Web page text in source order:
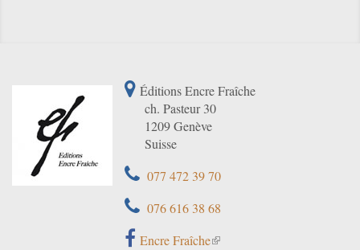
Éditions Encre Fraîche
ch. Pasteur 30
1209 Genève
Suisse
077 472 39 70
076 616 38 68
Encre Fraîche